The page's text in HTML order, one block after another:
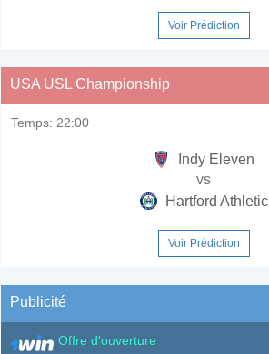
Voir Prédiction
USA USL Championship
Temps: 22:00
Indy Eleven
vs
Hartford Athletic
Voir Prédiction
Publicité
Offre d'ouverture